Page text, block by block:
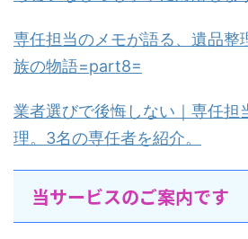
専任担当のメモが語る、遺品整
族の物語=part8=
業者選びで後悔しない｜専任担
理。3名の専任者を紹介。
当サービスのご案内です